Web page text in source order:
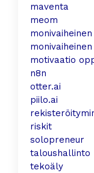
maventa
meom
motivaatio
n8n
otter.ai
piilo.ai
riskit
solopreneur
taloushallinto
tekoäly